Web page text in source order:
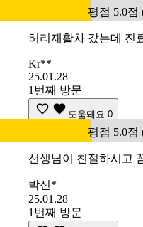
평점 5.0점
허리재활차 갔는데 진
Kr**
25.01.28
1번째 방문
도움돼요 0
평점 5.0점
선생님이 친절하시고
박신*
25.01.28
1번째 방문